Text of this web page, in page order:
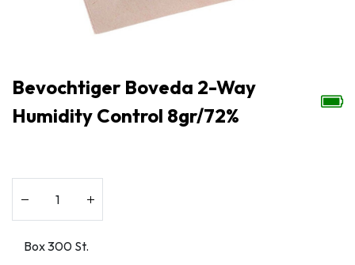
Bevochtiger Boveda 2-Way
Humidity Control 8gr/72%